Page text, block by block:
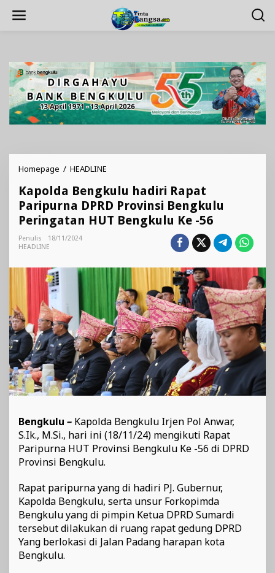
Homepage / HEADLINE
hadiri
Rapat
Paripurna
DPRD
HUT
Bengkulu
-56
Kapolda Bengkulu hadiri Rapat
Paripurna DPRD Provinsi Bengkulu
Peringatan HUT Bengkulu Ke -56
Penulis
18/11/2024
HEADLINE
Bengkulu – Kapolda Bengkulu Irjen Pol Anwar,
S.Ik., M.Si., hari ini (18/11/24) mengikuti Rapat
Paripurna HUT Provinsi Bengkulu Ke -56 di DPRD
Provinsi Bengkulu.
Rapat paripurna yang di hadiri PJ. Gubernur,
Kapolda Bengkulu, serta unsur Forkopimda
Bengkulu yang di pimpin Ketua DPRD Sumardi
tersebut dilakukan di ruang rapat gedung DPRD
Yang berlokasi di Jalan Padang harapan kota
Bengkulu.